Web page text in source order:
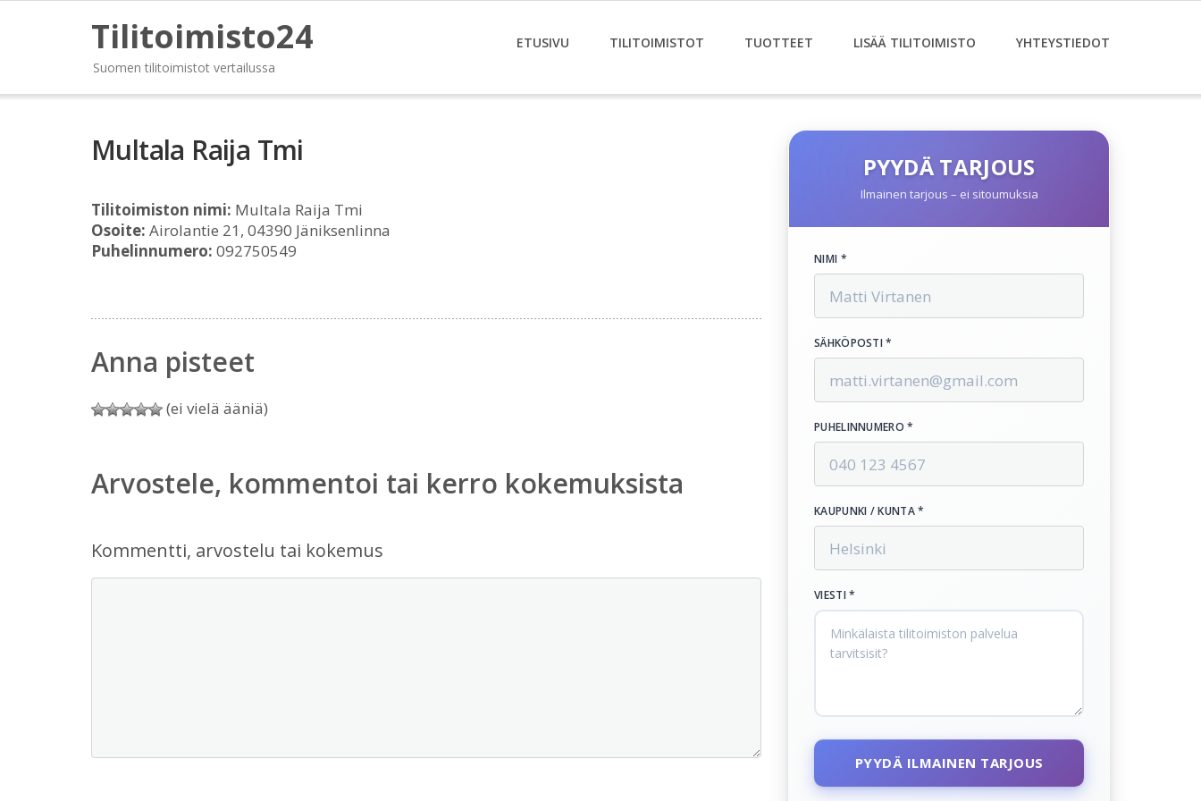
Tilitoimisto24
Suomen tilitoimistot vertailussa
ETUSIVU TILITOIMISTOT TUOTTEET LISÄÄ TILITOIMISTO YHTEYSTIEDOT
Multala Raija Tmi
Tilitoimiston nimi: Multala Raija Tmi
Osoite: Airolantie 21, 04390 Jäniksenlinna
Puhelinnumero: 092750549
Anna pisteet
(ei vielä ääniä)
Arvostele, kommentoi tai kerro kokemuksista
Kommentti, arvostelu tai kokemus
PYYDÄ TARJOUS
Ilmainen tarjous – ei sitoumuksia
NIMI *
SÄHKÖPOSTI *
PUHELINNUMERO *
KAUPUNKI / KUNTA *
VIESTI *
PYYDÄ ILMAINEN TARJOUS